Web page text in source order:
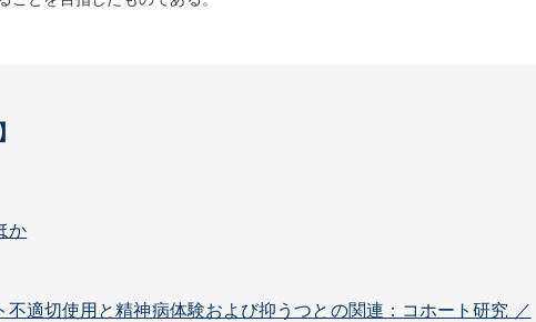
か
適切使用と精神病体験および抑うつとの関連：コホート研究 ／